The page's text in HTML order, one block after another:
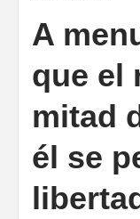
A
que el
mitad
él se